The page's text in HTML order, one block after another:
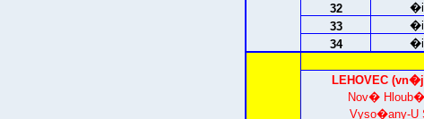
32
33
34
LEHOVEC
Nov�
Vyso�any-U